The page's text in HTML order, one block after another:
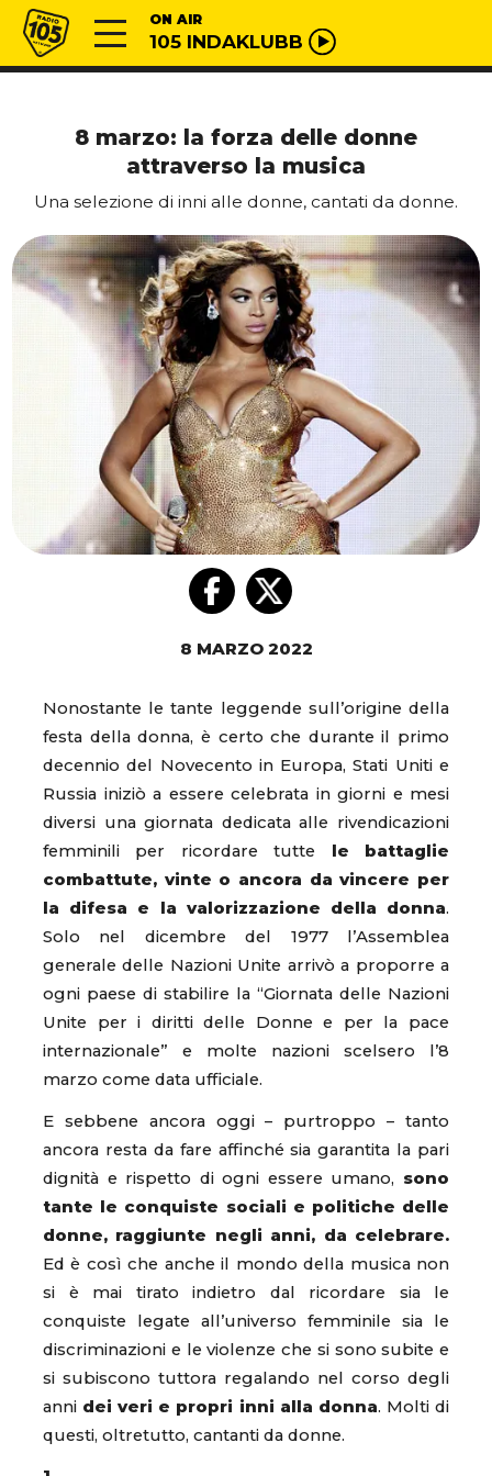
Vai al contenuto
Radio 105 ON AIR
105 INDAKLUBB
8 marzo: la forza delle donne
attraverso la musica
Una selezione di inni alle donne, cantati da donne.
8 MARZO 2022
Nonostante le tante leggende sull’origine della
festa della donna, è certo che durante il primo
decennio del Novecento in Europa, Stati Uniti e
Russia iniziò a essere celebrata in giorni e mesi
diversi una giornata dedicata alle rivendicazioni
femminili per ricordare tutte
le battaglie
combattute, vinte o ancora da vincere per
la difesa e la valorizzazione della donna.
Solo nel dicembre del 1977 l’Assemblea
generale delle Nazioni Unite arrivò a proporre a
ogni paese di stabilire la “Giornata delle Nazioni
Unite per i diritti delle Donne e per la pace
internazionale” e molte nazioni scelsero l’8
marzo come data ufficiale.
E sebbene ancora oggi – purtroppo – tanto
ancora resta da fare affinché sia garantita la pari
dignità e rispetto di ogni essere umano, sono
tante le conquiste sociali e politiche delle
donne, raggiunte negli anni, da celebrare.
Ed è così che anche il mondo della musica non
si è mai tirato indietro dal ricordare sia le
conquiste legate all’universo femminile sia le
discriminazioni e le violenze che si sono subite e
si subiscono tuttora regalando nel corso degli
anni dei veri e propri inni alla donna. Molti di
questi, oltretutto, cantanti da donne.